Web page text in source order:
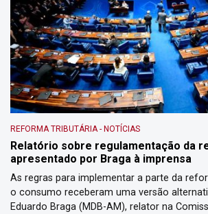
REFORMA TRIBUTÁRIA- NOTÍCIAS
Relatório sobre regulamentação da
apresentado por Braga à imprensa
As regras para implementar a parte da
o consumo receberam uma versão
Eduardo Braga (MDB-AM), relator na